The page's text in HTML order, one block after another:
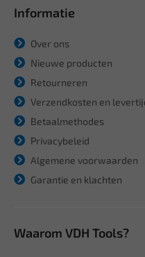
Informatie
Over ons
Nieuwe producten
Retourneren
Verzendkosten en
Betaalmethodes
Privacybeleid
Algemene voorwaarden
Garantie en klachten
Waarom VDH Tools?